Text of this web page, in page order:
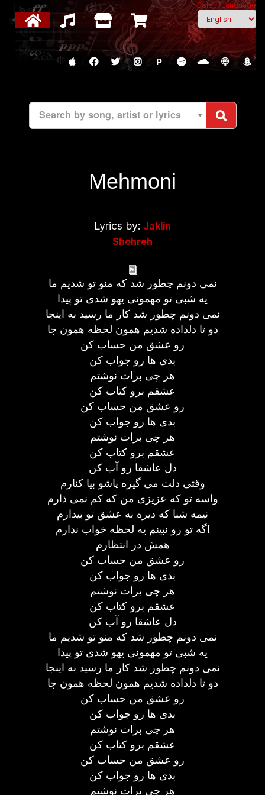
Select Language
P
Search by song, artist or lyrics
Mehmoni
Lyrics by: Jaklin
Shohreh
نمی دونم چطور شد که منو تو شدیم ما
یه شبی تو مهمونی یهو شدی تو پیدا
نمی دونم چطور شد کار ما رسید به اینجا
دو تا دلداده شدیم همون لحظه همون جا
رو عشق من حساب کن
بدی ها رو جواب کن
هر چی برات نوشتم
عشقم برو کتاب کن
رو عشق من حساب کن
بدی ها رو جواب کن
هر چی برات نوشتم
عشقم برو کتاب کن
دل عاشقا رو آب کن
وقتی دلت می گیره پاشو بیا کنارم
واسه تو که عزیزی من که کم نمی ذارم
نیمه شبا که دیره به عشق تو بیدارم
اگه تو رو نبینم یه لحظه خواب ندارم
همش در انتظارم
رو عشق من حساب کن
بدی ها رو جواب کن
هر چی برات نوشتم
عشقم برو کتاب کن
دل عاشقا رو آب کن
نمی دونم چطور شد که منو تو شدیم ما
یه شبی تو مهمونی یهو شدی تو پیدا
نمی دونم چطور شد کار ما رسید به اینجا
دو تا دلداده شدیم همون لحظه همون جا
رو عشق من حساب کن
بدی ها رو جواب کن
هر چی برات نوشتم
عشقم برو کتاب کن
رو عشق من حساب کن
بدی ها رو جواب کن
هر چی برات نوشتم